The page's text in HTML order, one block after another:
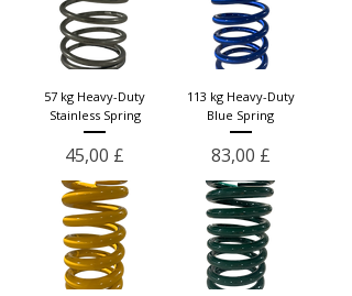
57 kg Heavy-Duty
Stainless Spring
Prezzo
45,00 £
113 kg Heavy-Duty
Blue Spring
Prezzo
83,00 £